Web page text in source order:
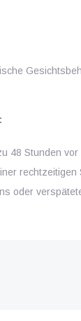
48 Stunden vor
oder